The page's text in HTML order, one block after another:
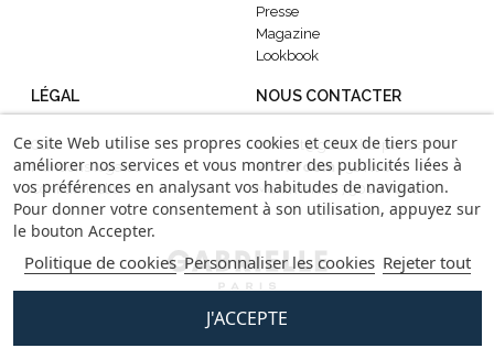
Presse
Magazine
Lookbook
LÉGAL
CGV
Mentions légales
Confidentialité
NOUS CONTACTER
contact@gabrielle-paris.com
Showroom : 52 Rue
Montmartre, 75002 Paris
Ce site Web utilise ses propres cookies et ceux de tiers pour
améliorer nos services et vous montrer des publicités liées à
vos préférences en analysant vos habitudes de navigation.
Pour donner votre consentement à son utilisation, appuyez sur
le bouton Accepter.
Politique de cookies Personnaliser les cookies Rejeter tout
J'ACCEPTE